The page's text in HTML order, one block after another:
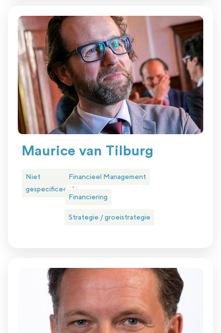
Maurice van Tilburg
Niet
gespecificeerd
Financieel Management
Financiering
Strategie / groeistrategie